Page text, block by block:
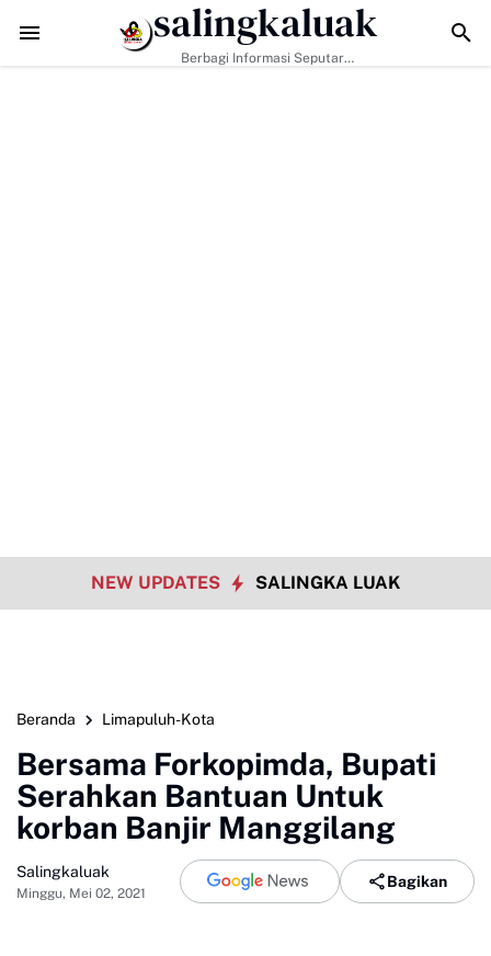
Hanya Tugas Pemerintah, H. Ilson Cong Dorong Keluarga dan
salingkaluak
Berbagi Informasi Seputar
NEW UPDATES SALINGKA LUAK
Beranda Limapuluh-Kota
Bersama Forkopimda, Bupati
Serahkan Bantuan Untuk
korban Banjir Manggilang
Salingkaluak
Minggu, Mei 02, 2021
Bagikan